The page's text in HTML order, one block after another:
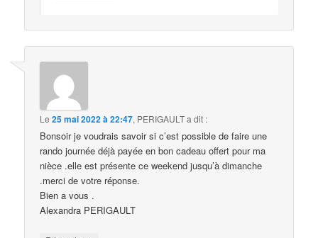
Le25 mai 2022 à 22:47, PERIGAULTa dit :
Bonsoir je voudrais savoir si c’est possible de faire une
rando journée déjà payée en bon cadeau offert pour ma
nièce .elle est présente ce weekend jusqu’à dimanche
.merci de votre réponse.
Bien a vous .
Alexandra PERIGAULT